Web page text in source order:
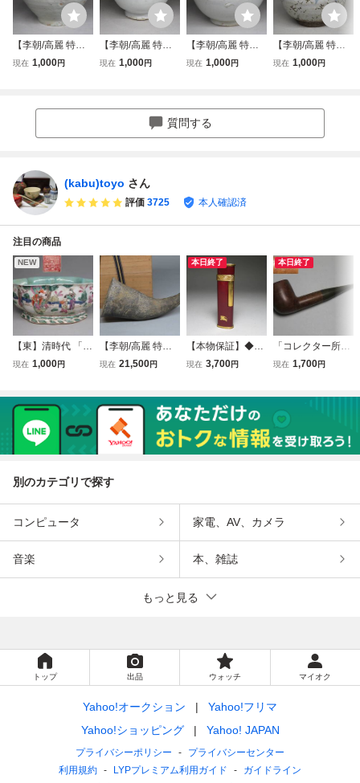
【李朝/高麗 特集
出品】李朝 白磁茶
現在 1,000円
【李朝/高麗 特集
出品】李朝 白磁茶
現在 1,000円
【李朝/高麗 特集
出品】李朝 白磁茶
現在 1,000円
【李朝/高麗 特集
出品】李朝 白磁染
現在 1,000円
質問する
(kabu)toyo さん
評価 3725 本人確認済
注目の商品
NEW
【東】清時代 「大
清同治年製」 粉彩
中国美術/古美術・
骨董品 lot:71411
現在 1,000円
【李朝/高麗 特集
出品】新羅土器
鮮古陶磁器/李朝時
代 朝鮮美術lot:524
12
現在 21,500円
本日終了
【本物保証】◆Bu
rberry/バーバリー
ター ワインレッド
動作確認OK lot:80
42
現在 3,700円
本日終了
「コレクター所蔵
品」25-20◆ヴィ
リゲート◆タバコ
煙管 キセル lot:80
20
現在 1,700円
別のカテゴリで探す
コンピュータ 家電、AV、カメラ
音楽 本、雑誌
もっと見る
トップ 出品 ウォッチ マイオク
Yahoo!オークション
Yahoo!フリマ
Yahoo!ショッピング
Yahoo! JAPAN
プライバシーポリシー
プライバシーセンター
利用規約
LYPプレミアム利用ガイド
ガイドライン